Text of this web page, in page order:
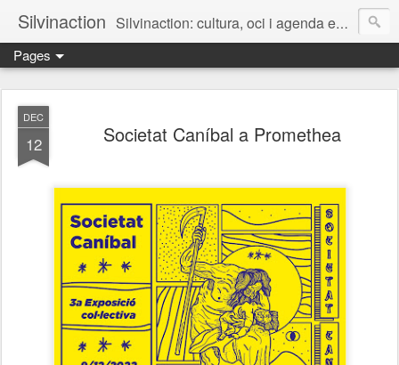
Silvinaction Silvinaction: cultura, oci i agenda en acció pel públic adult a Lleida
Pages
DEC
12 Societat Caníbal a Promethea